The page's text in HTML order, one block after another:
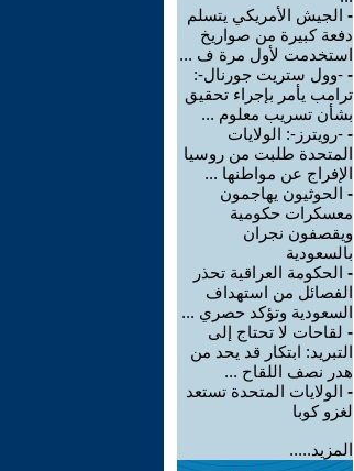
- الجيش الأمريكي يتسلم
دفعة كبيرة من صواريخ
استخدمت لأول مرة ف ...
- -وول ستريت جورنال-:
ترامب يأمر بإجراء تحقيق
بشأن تسريب معلوم ...
- -رويترز-: الولايات
المتحدة طلبت من روسيا
الإفراج عن مواطنها ...
- الحوثيون يهاجمون
معسكرات حكومية
ويقصفون نجران
بالسعودية
- الحكومة العراقية تحذر
الفصائل من استهداف
السعودية وتؤكد حصري ...
- لقاحات لا تحتاج إلى
التبريد: ابتكار قد يحد من
هدر نصف اللقاح ...
- الولايات المتحدة تستعد
لغزو كوبا
المزيد.....